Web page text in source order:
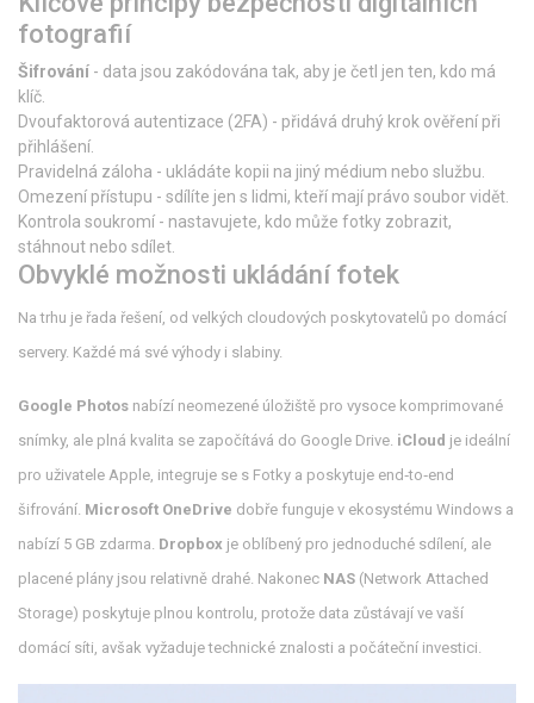
fotografií
Šifrování - data jsou zakódována tak, aby je četl jen ten, kdo má
klíč.
Dvoufaktorová autentizace (2FA) - přidává druhý krok ověření při
přihlášení.
Pravidelná záloha - ukládáte kopii na jiný médium nebo službu.
Omezení přístupu - sdílíte jen s lidmi, kteří mají právo soubor vidět.
Kontrola soukromí - nastavujete, kdo může fotky zobrazit,
stáhnout nebo sdílet.
Obvyklé možnosti ukládání fotek
Na trhu je řada řešení, od velkých cloudových poskytovatelů po domácí
servery. Každé má své výhody i slabiny.
Google Photos nabízí neomezené úložiště pro vysoce komprimované
snímky, ale plná kvalita se započítává do Google Drive. iCloud je ideální
pro uživatele Apple, integruje se s Fotky a poskytuje end‑to‑end
šifrování. Microsoft OneDrive dobře funguje v ekosystému Windows a
nabízí 5 GB zdarma. Dropbox je oblíbený pro jednoduché sdílení, ale
placené plány jsou relativně drahé. Nakonec NAS (Network Attached
Storage) poskytuje plnou kontrolu, protože data zůstávají ve vaší
domácí síti, avšak vyžaduje technické znalosti a počáteční investici.